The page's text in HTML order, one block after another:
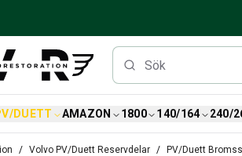
DUETT AMAZON 1800 140/164 240/
Volvo PV/Duett Reservdelar PV/Duett